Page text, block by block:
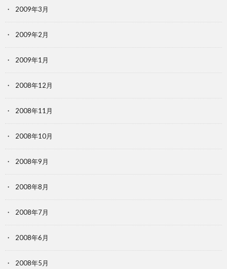
2009年3月
2009年2月
2009年1月
2008年12月
2008年11月
2008年10月
2008年9月
2008年8月
2008年7月
2008年6月
2008年5月